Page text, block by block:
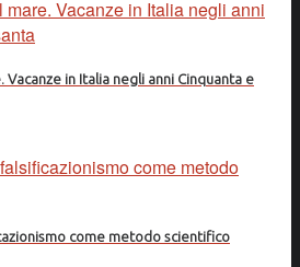
Vacanze in Italia negli anni Cinquanta e
come metodo scientifico